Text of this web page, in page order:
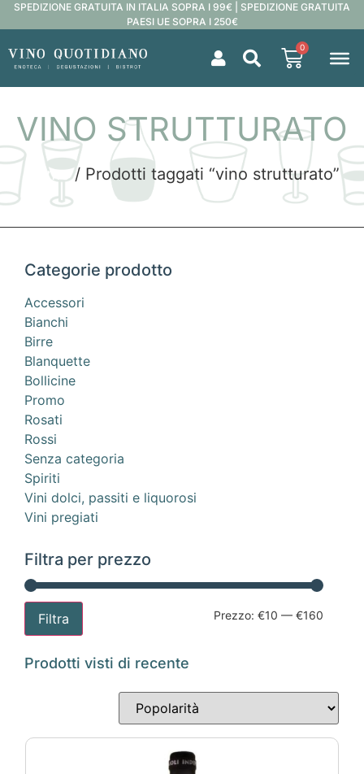
SPEDIZIONE GRATUITA IN ITALIA SOPRA I 99€ | SPEDIZIONE GRATUITA
PAESI UE SOPRA I 250€
0
VINO STRUTTURATO
Home/ Prodotti taggati “vino strutturato”
Categorie prodotto
Accessori
Bianchi
Birre
Blanquette
Bollicine
Promo
Rosati
Rossi
Senza categoria
Spiriti
Vini dolci, passiti e liquorosi
Vini pregiati
Filtra per prezzo
Filtra Prezzo: €10 — €160
Prodotti visti di recente